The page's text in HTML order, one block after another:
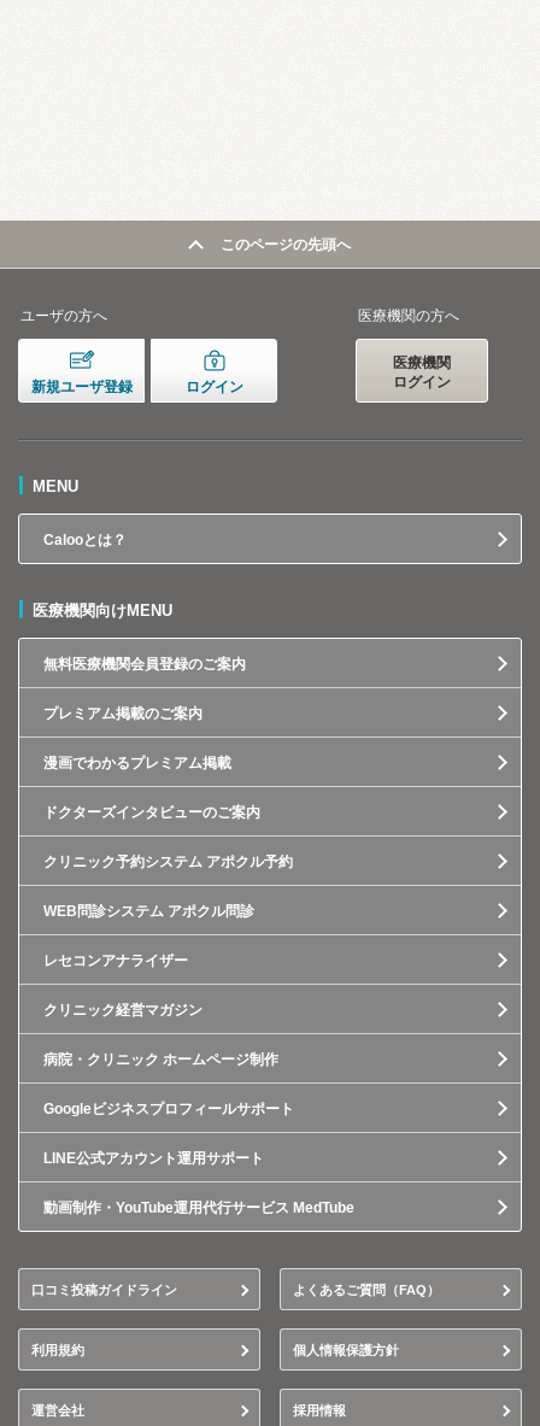
このページの先頭へ
ユーザの方へ
新規ユーザ登録 ログイン
医療機関の方へ
医療機関
ログイン
MENU
Calooとは？
医療機関向けMENU
無料医療機関会員登録のご案内
プレミアム掲載のご案内
漫画でわかるプレミアム掲載
ドクターズインタビューのご案内
クリニック予約システム アポクル予約
WEB問診システム アポクル問診
レセコンアナライザー
クリニック経営マガジン
病院・クリニック ホームページ制作
Googleビジネスプロフィールサポート
LINE公式アカウント運用サポート
動画制作・YouTube運用代行サービス MedTube
口コミ投稿ガイドライン よくあるご質問（FAQ）
利用規約 個人情報保護方針
運営会社 採用情報